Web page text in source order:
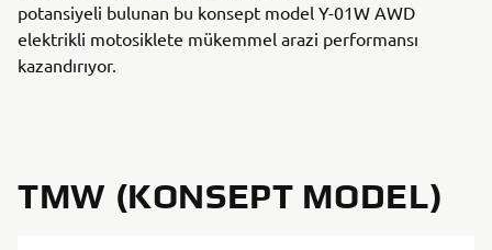
potansiyeli bulunan bu konsept model Y-01W AWD
elektrikli motosiklete mükemmel arazi performansı
kazandırıyor.
TMW (KONSEPT MODEL)